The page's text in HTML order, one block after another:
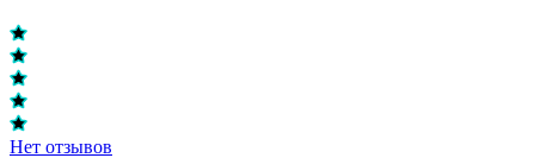
Нет отзывов